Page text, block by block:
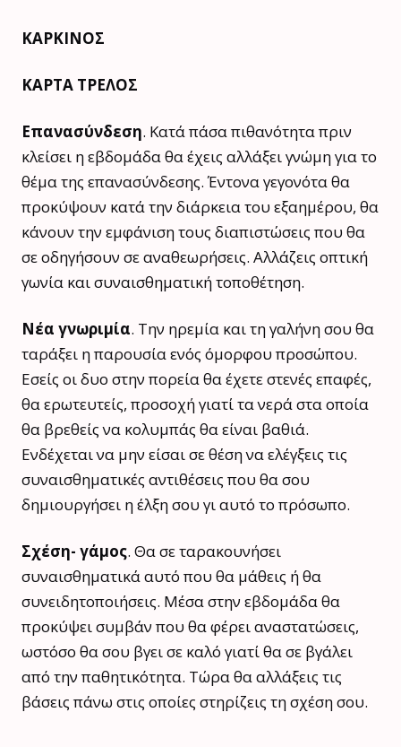
ΚΑΡΚΙΝΟΣ
ΚΑΡΤΑ ΤΡΕΛΟΣ
Επανασύνδεση. Κατά πάσα πιθανότητα πριν
κλείσει η εβδομάδα θα έχεις αλλάξει γνώμη για το
θέμα της επανασύνδεσης. Έντονα γεγονότα θα
προκύψουν κατά την διάρκεια του εξαημέρου, θα
κάνουν την εμφάνιση τους διαπιστώσεις που θα
σε οδηγήσουν σε αναθεωρήσεις. Αλλάζεις οπτική
γωνία και συναισθηματική τοποθέτηση.
Νέα γνωριμία. Την ηρεμία και τη γαλήνη σου θα
ταράξει η παρουσία ενός όμορφου προσώπου.
Εσείς οι δυο στην πορεία θα έχετε στενές επαφές,
θα ερωτευτείς, προσοχή γιατί τα νερά στα οποία
θα βρεθείς να κολυμπάς θα είναι βαθιά.
Ενδέχεται να μην είσαι σε θέση να ελέγξεις τις
συναισθηματικές αντιθέσεις που θα σου
δημιουργήσει η έλξη σου γι αυτό το πρόσωπο.
Σχέση- γάμος. Θα σε ταρακουνήσει
συναισθηματικά αυτό που θα μάθεις ή θα
συνειδητοποιήσεις. Μέσα στην εβδομάδα θα
προκύψει συμβάν που θα φέρει αναστατώσεις,
ωστόσο θα σου βγει σε καλό γιατί θα σε βγάλει
από την παθητικότητα. Τώρα θα αλλάξεις τις
βάσεις πάνω στις οποίες στηρίζεις τη σχέση σου.